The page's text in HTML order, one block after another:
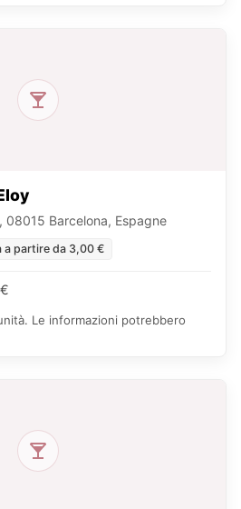
08015 Barcelona, Espagne
a partire da 3,00 €
Le informazioni potrebbero